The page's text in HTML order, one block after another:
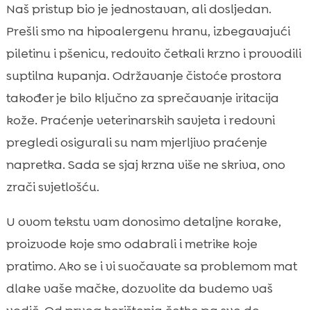
 Signalne lampice: kada posjetiti veterinara
Sezonske promjene i linjanje: kako
prilagoditi njegu
 Okolišni faktori: vlaga, temperatura i
kvaliteta zraka

Praćenje napretka: kako znamo da smo na
pravom putu
Zaključak
FAQ
Naš pristup bio je jednostavan, ali dosljedan.
Prešli smo na hipoalergenu hranu, izbegavajući
piletinu i pšenicu, redovito četkali krzno i provodili
suptilna kupanja. Održavanje čistoće prostora
također je bilo ključno za sprečavanje iritacija
kože. Praćenje veterinarskih savjeta i redovni
pregledi osigurali su nam mjerljivo praćenje
napretka. Sada se sjaj krzna više ne skriva, ono
zrači svjetlošću.
U ovom tekstu vam donosimo detaljne korake,
proizvode koje smo odabrali i metrike koje
pratimo. Ako se i vi suočavate sa problemom mat
dlake vaše mačke, dozvolite da budemo vaš